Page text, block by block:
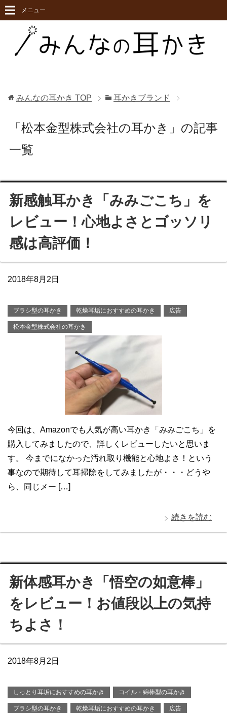
メニュー
みんなの耳かき TOP 耳かきブランド
「松本金型株式会社の耳かき」の記事
一覧
新感触耳かき「みみごこち」を
レビュー！心地よさとゴッソリ
感は高評価！
2018年8月2日
ブラシ型の耳かき 乾燥耳垢におすすめの耳かき 広告
松本金型株式会社の耳かき
今回は、Amazonでも人気が高い耳かき「みみごこち」を
購入してみましたので、詳しくレビューしたいと思いま
す。 今までになかった汚れ取り機能と心地よさ！という
事なので期待して耳掃除をしてみましたが・・・どうや
ら、同じメー […]
続きを読む
新体感耳かき「悟空の如意棒」
をレビュー！お値段以上の気持
ちよさ！
2018年8月2日
しっとり耳垢におすすめの耳かき コイル・綿棒型の耳かき
ブラシ型の耳かき 乾燥耳垢におすすめの耳かき 広告